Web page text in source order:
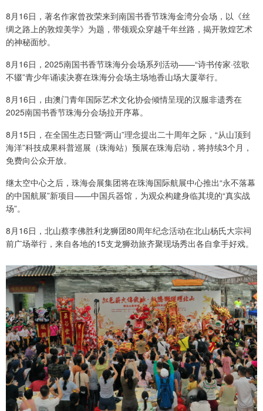
8月16日，著名作家曾孜荣来到南国书香节珠海金湾分会场，以《丝
绸之路上的敦煌美学》为题，带领观众穿越千年丝路，揭开敦煌艺术
的神秘面纱。
8月16日，2025南国书香节珠海分会场系列活动——“诗书传家·弦歌
不辍”青少年诵读决赛在珠海分会场主场地香山场大厦举行。
8月16日，由澳门青年国际艺术文化协会倾情呈现的汉服非遗秀在
2025南国书香节珠海分会场拉开序幕。
8月15日，在全国生态日暨“两山”理念提出二十周年之际，“从山顶到
海洋”科技成果科普巡展（珠海站）预展在珠海启动，将持续3个月，
免费向公众开放。
继太空中心之后，珠海会展集团将在珠海国际航展中心推出“永不落幕
的中国航展”新项目——中国兵器馆，为观众构建身临其境的“真实战
场”。
8月16日，北山蔡李佛胜利龙狮团80周年纪念活动在北山杨氏大宗祠
前广场举行，来自各地的15支龙狮劲旅齐聚现场秀出各自拿手好戏。